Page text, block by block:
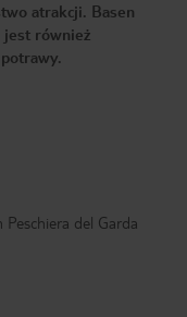
atrakcji. Basen
jest również
del Garda